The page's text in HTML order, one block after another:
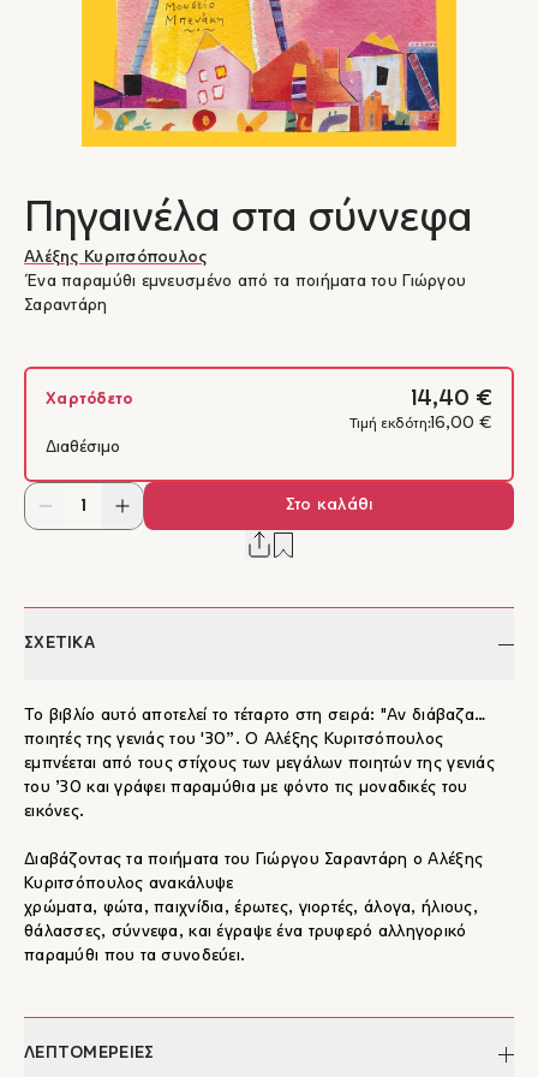
Πηγαινέλα στα σύννεφα
Αλέξης Κυριτσόπουλος
Ένα παραμύθι εμνευσμένο από τα ποιήματα του Γιώργου
Σαραντάρη
Χαρτόδετο 14,40 €
Τιμή εκδότη: 16,00 €
Διαθέσιμο
Στο καλάθι
ΣΧΕΤΙΚΑ
Το βιβλίο αυτό αποτελεί το τέταρτο στη σειρά: "Αν διάβαζα…
ποιητές της γενιάς του '30”. Ο Αλέξης Κυριτσόπουλος
εμπνέεται από τους στίχους των μεγάλων ποιητών της γενιάς
του ’30 και γράφει παραμύθια με φόντο τις μοναδικές του
εικόνες.
Διαβάζοντας τα ποιήματα του Γιώργου Σαραντάρη ο Αλέξης
Κυριτσόπουλος ανακάλυψε
χρώματα, φώτα, παιχνίδια, έρωτες, γιορτές, άλογα, ήλιους,
θάλασσες, σύννεφα, και έγραψε ένα τρυφερό αλληγορικό
παραμύθι που τα συνοδεύει.
ΛΕΠΤΟΜΕΡΕΙΕΣ